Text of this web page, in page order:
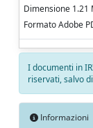
Dimensione 1.21
Formato Adobe
I documenti in
riservati, salvo
Informazioni